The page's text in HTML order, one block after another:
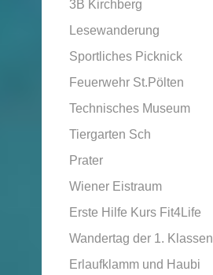
3B Kirchberg
Lesewanderung
Sportliches Picknick
Feuerwehr St.Pölten
Technisches Museum
Tiergarten Sch
Prater
Wiener Eistraum
Erste Hilfe Kurs Fit4Life
Wandertag der 1. Klassen
Erlaufklamm und Haubi